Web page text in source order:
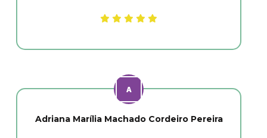
Adriana Marília Machado Cordeiro Pereira